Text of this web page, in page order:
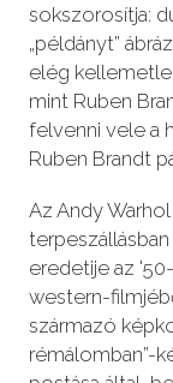
sokszorosítja:
„példányt”
elég
mint Ruben
felvenni vele a
Ruben Brandt
Az Andy
eredetije az
western-
származó
rémálomban”-